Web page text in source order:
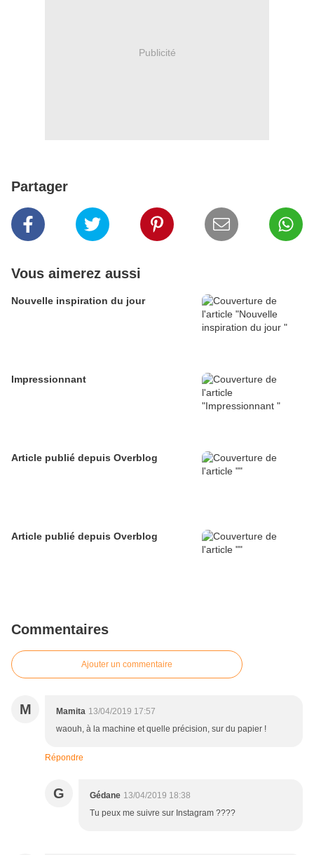
Publicité
Partager
Vous aimerez aussi
Nouvelle inspiration du jour
Impressionnant
Article publié depuis Overblog
Article publié depuis Overblog
Commentaires
Ajouter un commentaire
M Mamita 13/04/2019 17:57
waouh, à la machine et quelle précision, sur du papier !
Répondre
G Gédane 13/04/2019 18:38
Tu peux me suivre sur Instagram ????